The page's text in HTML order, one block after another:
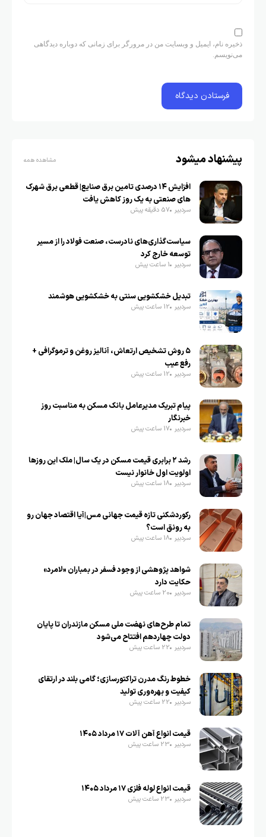
ذخیره نام، ایمیل و وبسایت من در مرورگر برای زمانی که دوباره دیدگاهی
می‌نویسم.
پیشنهاد میشود مشاهده همه
افزایش ۱۴ درصدی تامین برق صنایع| قطعی برق شهرک
های صنعتی به یک روز کاهش یافت
سردبیر 57 دقیقه پیش
سیاست‌گذاری‌های نادرست، صنعت فولاد را از مسیر
توسعه خارج کرد
سردبیر 1 ساعت پیش
تبدیل خشکشویی سنتی به خشکشویی هوشمند
سردبیر 12 ساعت پیش
۵ روش تشخیص ارتعاش، آنالیز روغن و ترموگرافی +
رفع عیب
سردبیر 12 ساعت پیش
پیام تبریک مدیرعامل بانک مسکن به مناسبت روز
خبرنگار
سردبیر 17 ساعت پیش
رشد ۲ برابری قیمت مسکن در یک سال| ملک این روزها
اولویت اول خانوار نیست
سردبیر 18 ساعت پیش
رکوردشکنی تازه قیمت جهانی مس|آیا اقتصاد جهان رو
به رونق است؟
سردبیر 18 ساعت پیش
شواهد پژوهشی از وجود فسفر در بمباران «لامرد»
حکایت دارد
سردبیر 20 ساعت پیش
تمام طرح‌های نهضت ملی مسکن مازندران تا پایان
دولت چهاردهم افتتاح می‌شود
سردبیر 22 ساعت پیش
خطوط رنگ مدرن تراکتورسازی؛ گامی بلند در ارتقای
کیفیت و بهره‌وری تولید
سردبیر 22 ساعت پیش
قیمت انواع آهن آلات ۱۷ مرداد ۱۴۰۵
سردبیر 23 ساعت پیش
قیمت انواع لوله فلزی ۱۷ مرداد ۱۴۰۵
سردبیر 23 ساعت پیش